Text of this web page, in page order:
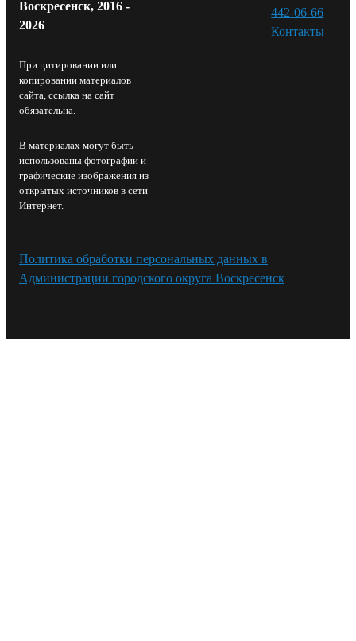
Воскресенск, 2016 -
2026
При цитировании или
копировании материалов
сайта, ссылка на сайт
обязательна.
В материалах могут быть
использованы фотографии и
графические изображения из
открытых источников в сети
Интернет.
442-06-66
Контакты⁠
Политика обработки персональных данных в
Администрации городского округа Воскресенск